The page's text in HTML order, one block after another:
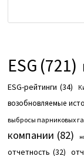
ESG (721)
ESG-рейтинги (34)
возобновляемые
выбросы парниковых
компании (82)
отчетность (32)